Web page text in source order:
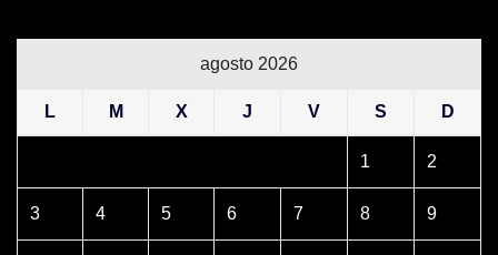
agosto 2026
L M X J V S D
1 2
3 4 5 6 7 8 9